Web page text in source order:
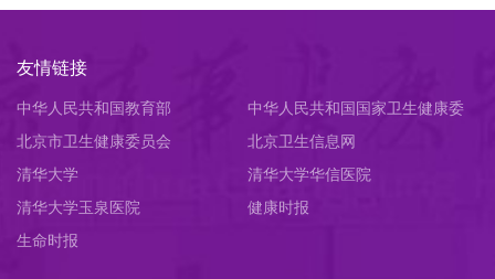
友情链接
中华人民共和国教育部
中华人民共和国国家卫生健康委
员会
北京市卫生健康委员会
北京卫生信息网
清华大学
清华大学华信医院
清华大学玉泉医院
健康时报
生命时报